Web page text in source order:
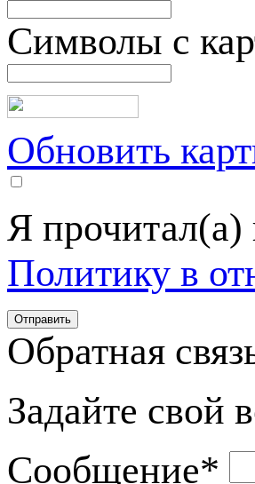
Символы с
Обновить
Я
Политику в
Обратная
Задайте свой
Сообщение*